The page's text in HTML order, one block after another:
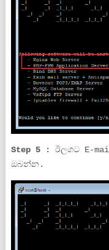
Step 5 : ඊලගට E-
ඔබන්න.